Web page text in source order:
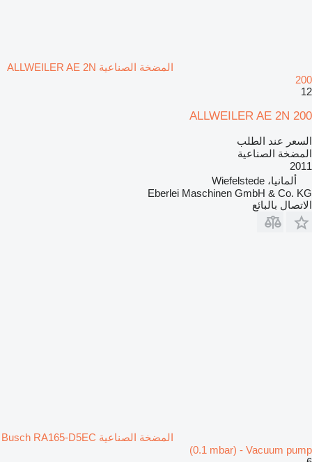
المضخة الصناعية ALLWEILER AE 2N
200
12
ALLWEILER AE 2N 200
السعر عند الطلب
المضخة الصناعية
2011
ألمانيا، Wiefelstede
Eberlei Maschinen GmbH & Co. KG
الاتصال بالبائع
المضخة الصناعية Busch RA165-D5EC
(0.1 mbar) - Vacuum pump